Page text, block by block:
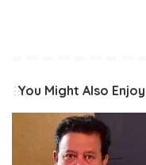
You Might Also Enjoy